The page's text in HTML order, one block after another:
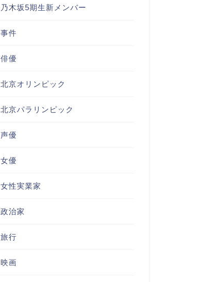
乃木坂5期生新メンバー
事件
俳優
北京オリンピック
北京パラリンピック
声優
女優
女性実業家
政治家
旅行
映画